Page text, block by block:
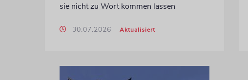
sie nicht zu Wort kommen lassen
30.07.2026 Aktualisiert